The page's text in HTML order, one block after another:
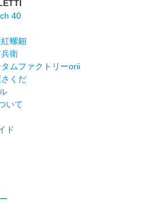
40
螺鈿
衛
ムファクトリーorii
くだ
いて
ド